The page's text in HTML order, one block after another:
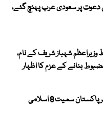
دعوت پر سعودی عرب پہنچ گئے،
شہباز شریف کے نام،
بنانے کے عزم کا اظہار
غزہ میں اسرائیلی کارروائیوں پر پاکستان سمیت 8 اسلامی